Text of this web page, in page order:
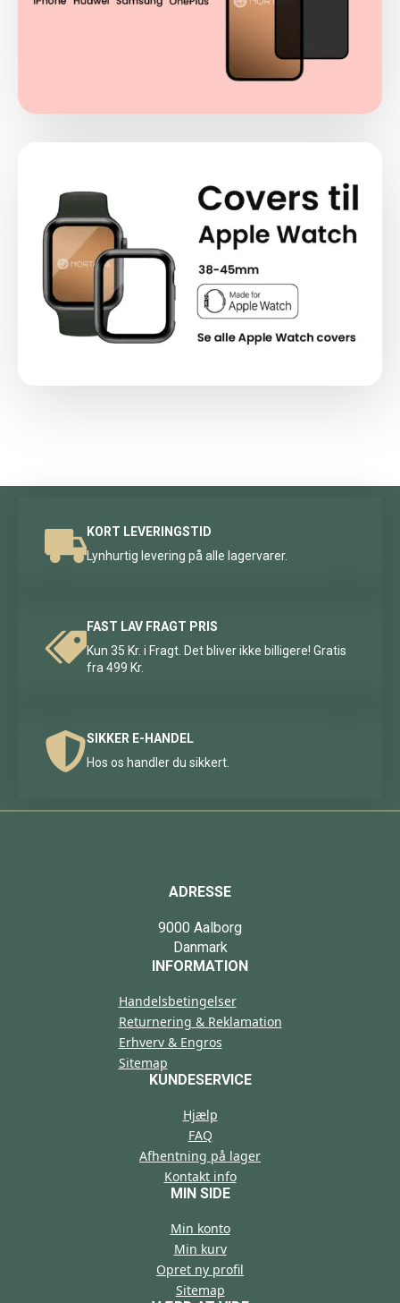
KORT LEVERINGSTID
Lynhurtig levering på alle lagervarer.
FAST LAV FRAGT PRIS
Kun 35 Kr. i Fragt. Det bliver ikke billigere! Gratis
fra 499 Kr.
SIKKER E-HANDEL
Hos os handler du sikkert.
ADRESSE
9000 Aalborg
Danmark
INFORMATION
Handelsbetingelser
Returnering & Reklamation
Erhverv & Engros
Sitemap
KUNDESERVICE
Hjælp
FAQ
Afhentning på lager
Kontakt info
MIN SIDE
Min konto
Min kurv
Opret ny profil
Sitemap